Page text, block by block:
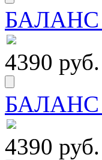
БАЛАНС
4390 руб.
БАЛАНС
4390 руб.